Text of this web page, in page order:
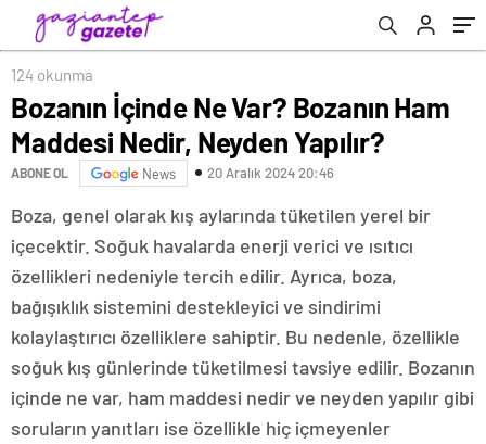
124 okunma
Bozanın İçinde Ne Var? Bozanın Ham
Maddesi Nedir, Neyden Yapılır?
ABONE OL News 20 Aralık 2024 20:46
Boza, genel olarak kış aylarında tüketilen yerel bir
içecektir. Soğuk havalarda enerji verici ve ısıtıcı
özellikleri nedeniyle tercih edilir. Ayrıca, boza,
bağışıklık sistemini destekleyici ve sindirimi
kolaylaştırıcı özelliklere sahiptir. Bu nedenle, özellikle
soğuk kış günlerinde tüketilmesi tavsiye edilir. Bozanın
içinde ne var, ham maddesi nedir ve neyden yapılır gibi
soruların yanıtları ise özellikle hiç içmeyenler